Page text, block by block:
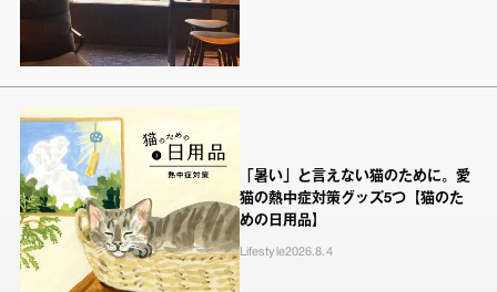
「暑い」と言えない猫のために。愛
猫の熱中症対策グッズ5つ【猫のた
めの日用品】
Lifestyle2026.8.4